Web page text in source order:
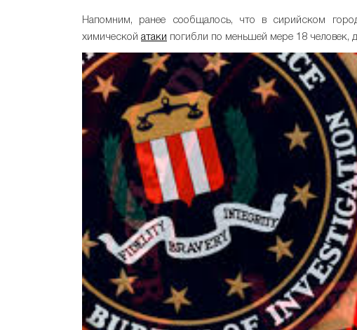
Напомним, ранее сообщалось, что в сирийском
химической атаки погибли по меньшей мере 18 человек,